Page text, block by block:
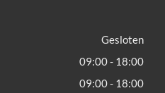
Gesloten
09:00 - 18:00
09:00 - 18:00